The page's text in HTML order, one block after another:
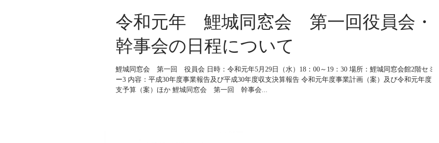
令和元年 鯉城同窓会 第一回役員会・
幹事会の日程について
鯉城同窓会 第一回 役員会 日時：令和元年5月29日（水）18：00～19：30 場所：鯉城同窓会館2階セミナ
ー3 内容：平成30年度事業報告及び平成30年度収支決算報告 令和元年度事業計画（案）及び令和元年度収
支予算（案）ほか 鯉城同窓会 第一回 幹事会...